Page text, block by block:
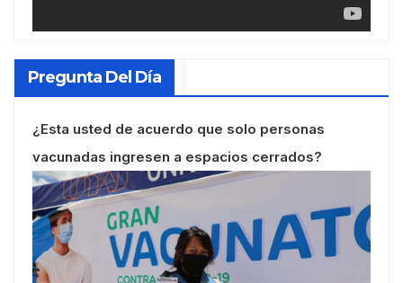
Pregunta Del Día
¿Esta usted de acuerdo que solo personas
vacunadas ingresen a espacios cerrados?